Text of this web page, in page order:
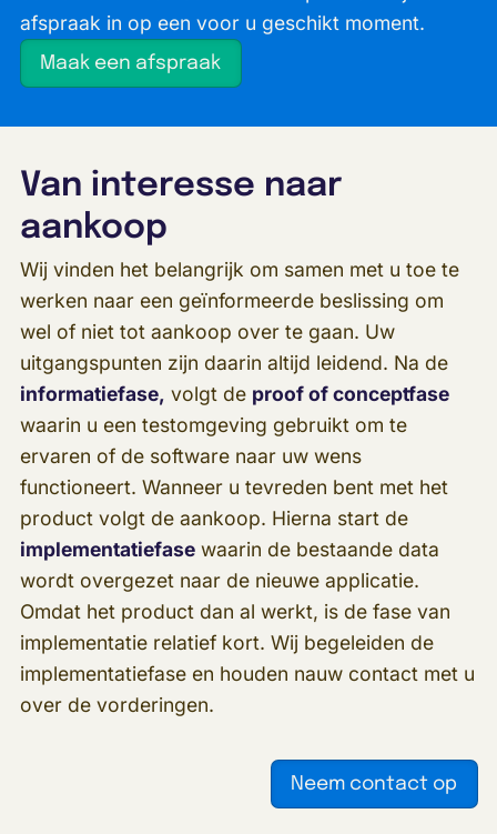
afspraak in op een voor u geschikt moment.
Maak een afspraak
Van interesse naar
aankoop
Wij vinden het belangrijk om samen met u toe te
werken naar een geïnformeerde beslissing om
wel of niet tot aankoop over te gaan. Uw
uitgangspunten zijn daarin altijd leidend. Na de
informatiefase, volgt de proof of conceptfase
waarin u een testomgeving gebruikt om te
ervaren of de software naar uw wens
functioneert. Wanneer u tevreden bent met het
product volgt de aankoop. Hierna start de
implementatiefasewaarin de bestaande data
wordt overgezet naar de nieuwe applicatie.
Omdat het product dan al werkt, is de fase van
implementatie relatief kort. Wij begeleiden de
implementatiefase en houden nauw contact met u
over de vorderingen.
Neem contact op